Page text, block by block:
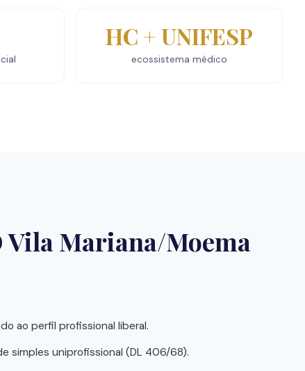
HC + UNIFESP
ecossistema médico
Vila Mariana/Moema
ao perfil profissional liberal.
simples uniprofissional (DL 406/68).